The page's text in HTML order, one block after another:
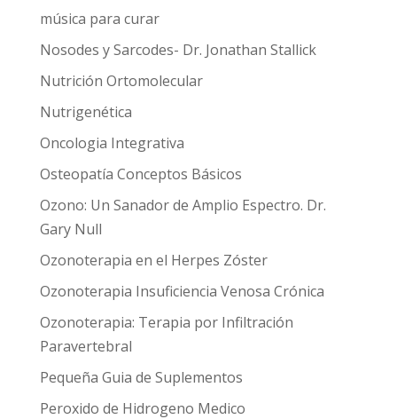
música para curar
Nosodes y Sarcodes- Dr. Jonathan Stallick
Nutrición Ortomolecular
Nutrigenética
Oncologia Integrativa
Osteopatía Conceptos Básicos
Ozono: Un Sanador de Amplio Espectro. Dr.
Gary Null
Ozonoterapia en el Herpes Zóster
Ozonoterapia Insuficiencia Venosa Crónica
Ozonoterapia: Terapia por Infiltración
Paravertebral
Pequeña Guia de Suplementos
Peroxido de Hidrogeno Medico